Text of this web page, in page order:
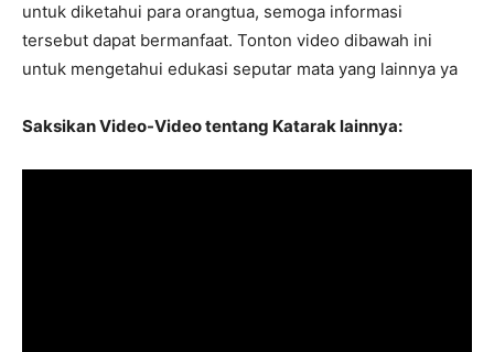
untuk diketahui para orangtua, semoga informasi
tersebut dapat bermanfaat. Tonton video dibawah ini
untuk mengetahui edukasi seputar mata yang lainnya ya
Saksikan Video-Video tentang Katarak lainnya: